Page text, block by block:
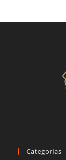
Categorias